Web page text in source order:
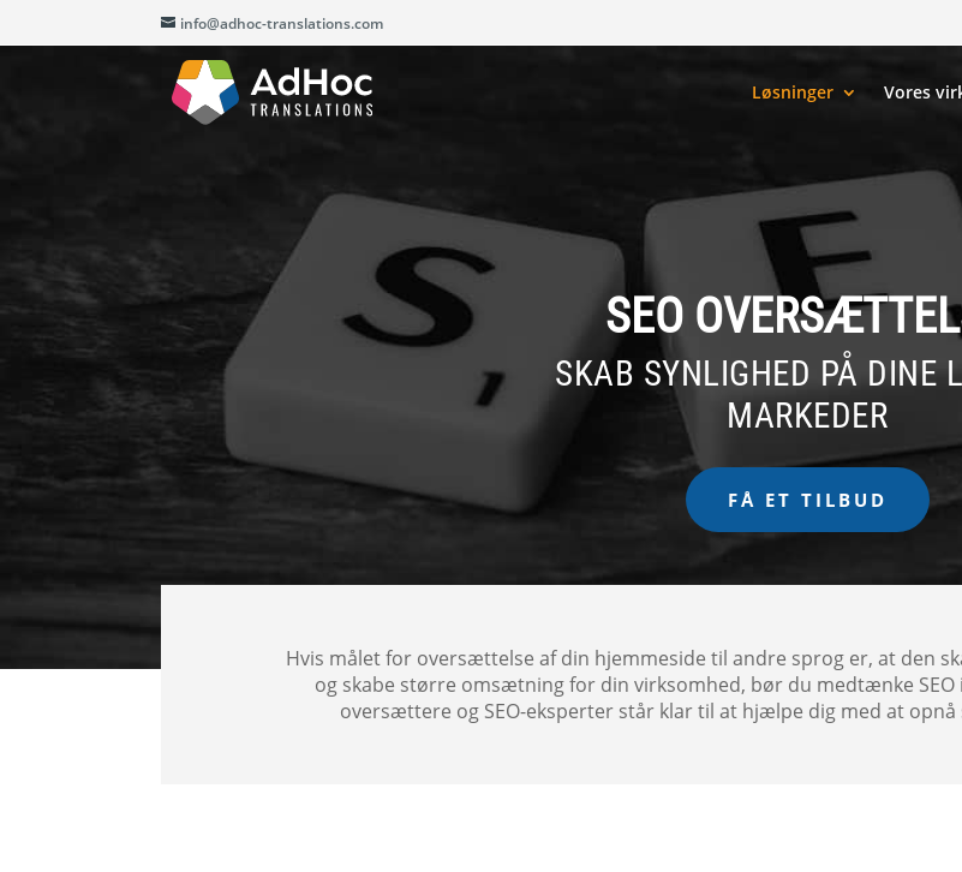
info@adhoc-translations.com
Løsninger Vores
SEO
SKAB SYNLIGHED PÅ DINE
MARKEDER
FÅ ET TILBUD
Hvis målet for oversættelse af din hjemmeside til andre sprog er, at den
og skabe større omsætning for din virksomhed, bør du medtænke SEO
oversættere og SEO-eksperter står klar til at hjælpe dig med at